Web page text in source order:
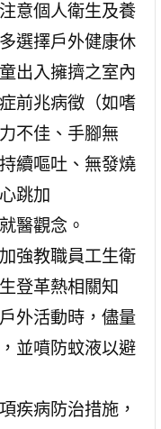
意個人衛生及養
選擇戶外健康休
出入擁擠之室內
前兆病徵（如嗜
不佳、手腳無
續嘔吐、無發燒
跳加
醫觀念。
強教職員工生衛
登革熱相關知
外活動時，儘量
並噴防蚊液以避
疾病防治措施，